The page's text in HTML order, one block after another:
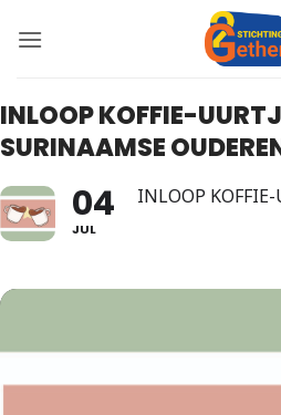
naar
INLOOP KOFFIE-
SURINAAMSE
04
JUL
INLOOP KOFFIE-